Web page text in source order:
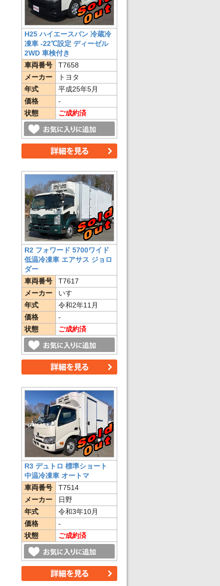
H25 ハイエースバン 冷蔵冷
凍車 -22℃設定 ディーゼル
2WD 車検付き
車両番号
T7658
メーカー
トヨタ
年式
平成25年5月
価格
-
状態
ご成約済
R2 フォワード 5700ワイド
低温冷凍車 エアサス ジョロ
ダー
車両番号
T7617
メーカー
いすゞ
年式
令和2年11月
価格
-
状態
ご成約済
R3 デュトロ 標準ショート
中温冷凍車 オートマ
車両番号
T7514
メーカー
日野
年式
令和3年10月
価格
-
状態
ご成約済